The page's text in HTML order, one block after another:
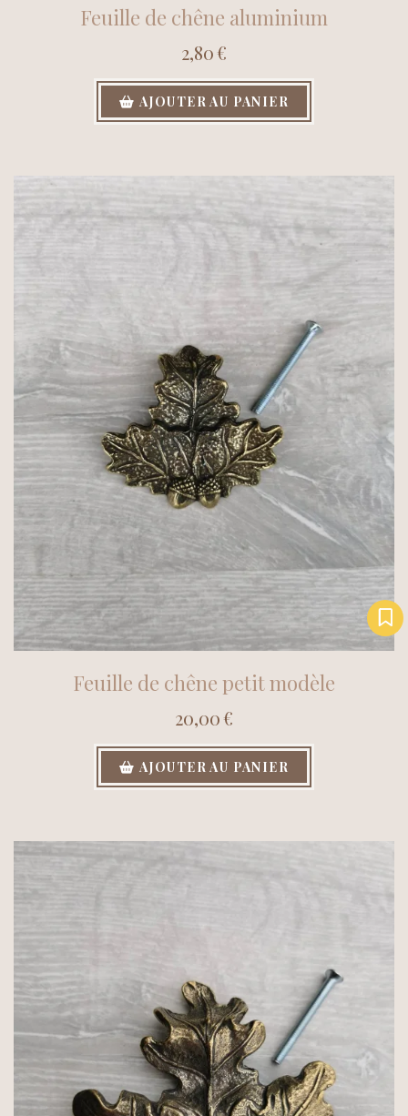
Feuille de chêne aluminium
2,80€
AJOUTER AU PANIER
Feuille de chêne petit modèle
20,00€
AJOUTER AU PANIER